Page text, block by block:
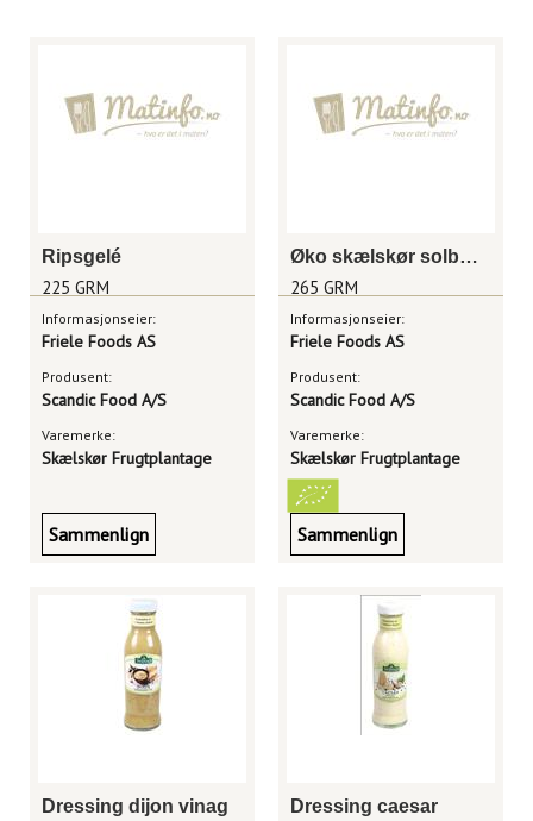
Ripsgelé
225 GRM
Informasjonseier:
Friele Foods AS
Produsent:
Scandic Food A/S
Varemerke:
Skælskør Frugtplantage
Sammenlign
Øko skælskør solbærmarmelade
265 GRM
Informasjonseier:
Friele Foods AS
Produsent:
Scandic Food A/S
Varemerke:
Skælskør Frugtplantage
Sammenlign
Dressing dijon vinag Dressing caesar